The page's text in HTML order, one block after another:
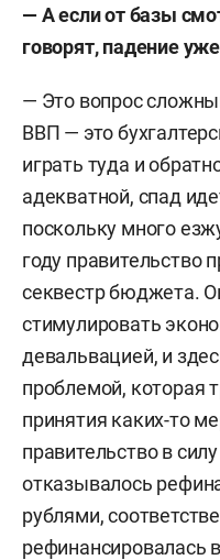
— А если от базы
говорят, падение
— Это вопрос
ВВП — это
играть туда и
адекватной, спад
поскольку много
году правительство
секвестр бюджета.
стимулировать
девальвацией, и
проблемой, которая
принятия каких-то
правительство в
отказывалось
рублями,
рефинансировалась